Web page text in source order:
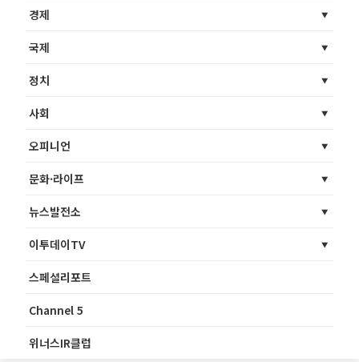
경제
국제
정치
사회
오피니언
문화·라이프
뉴스발전소
이투데이TV
스페셜리포트
Channel 5
위너스IR클럽